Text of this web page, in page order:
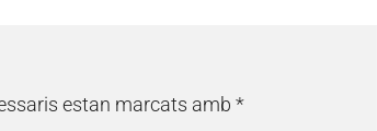
estan marcats amb *